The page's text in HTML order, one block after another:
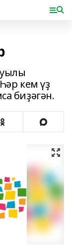
кем үҙ
биҙәгән.